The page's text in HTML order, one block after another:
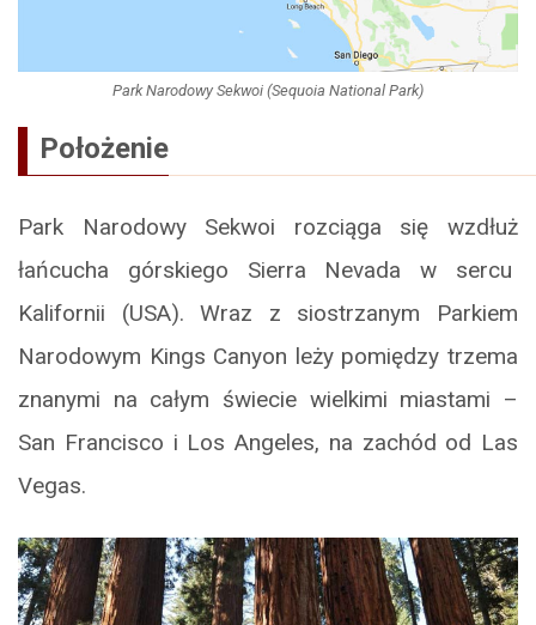
Park Narodowy Sekwoi (Sequoia National Park)
Położenie
Park Narodowy Sekwoi rozciąga się wzdłuż
łańcucha górskiego Sierra Nevada w sercu
Kalifornii (USA). Wraz z siostrzanym Parkiem
Narodowym Kings Canyon leży pomiędzy trzema
znanymi na całym świecie wielkimi miastami –
San Francisco i Los Angeles, na zachód od Las
Vegas.